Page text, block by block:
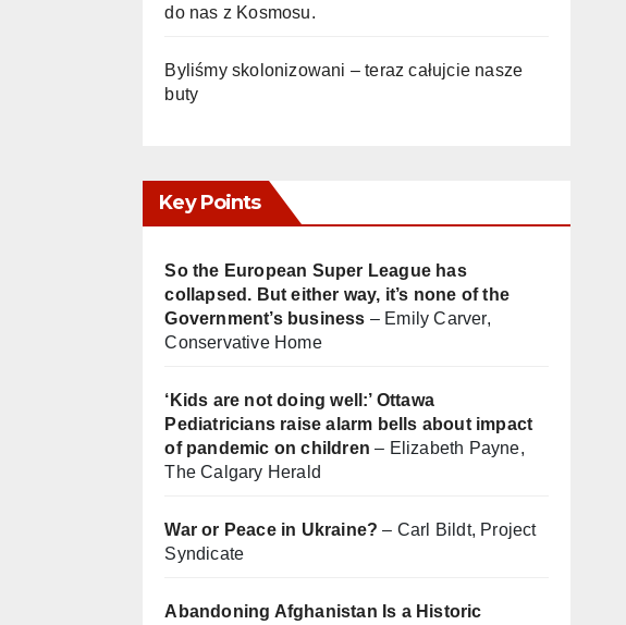
do nas z Kosmosu.
Byliśmy skolonizowani – teraz całujcie nasze
buty
Key Points
So the European Super League has
collapsed. But either way, it’s none of the
Government’s business – Emily Carver,
Conservative Home
‘Kids are not doing well:’ Ottawa
Pediatricians raise alarm bells about impact
of pandemic on children – Elizabeth Payne,
The Calgary Herald
War or Peace in Ukraine?– Carl Bildt, Project
Syndicate
Abandoning Afghanistan Is a Historic